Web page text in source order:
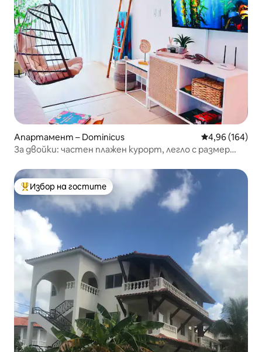
Апартамент – Dominicus Средна
4,96 (164)
За двойки: частен плажен курорт, легло с размер
Най-популярен избор на гостите
Избор на гостите